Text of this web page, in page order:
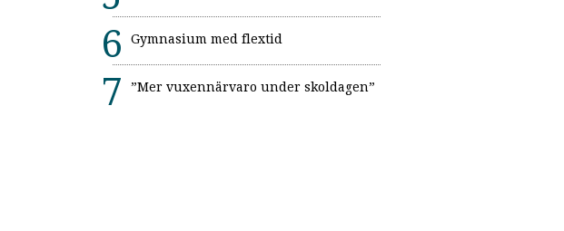
Gymnasium med flextid
”Mer vuxennärvaro under skoldagen”